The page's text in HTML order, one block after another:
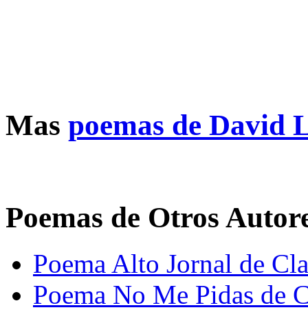
Mas poemas de David
Poemas de Otros
Poema Alto Jornal de
Poema No Me Pidas de